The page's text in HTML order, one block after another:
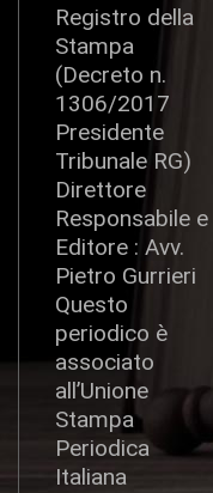
Registro della
Stampa
(Decreto n.
1306/2017
Presidente
Tribunale RG)
Direttore
Responsabile e
Editore : Avv.
Pietro Gurrieri
Questo
periodico è
associato
all’Unione
Stampa
Periodica
Italiana